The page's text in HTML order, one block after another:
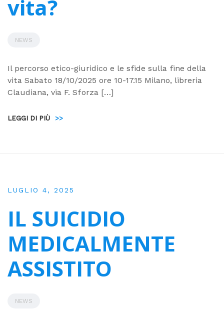
vita?
NEWS
Il percorso etico-giuridico e le sfide sulla fine della
vita Sabato 18/10/2025 ore 10-17.15 Milano, libreria
Claudiana, via F. Sforza […]
LEGGI DI PIÙ >>
LUGLIO 4, 2025
IL SUICIDIO
MEDICALMENTE
ASSISTITO
NEWS